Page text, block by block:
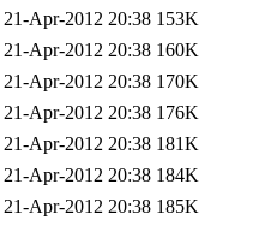
21-Apr-2012 20:38 153K
21-Apr-2012 20:38 160K
21-Apr-2012 20:38 170K
21-Apr-2012 20:38 176K
21-Apr-2012 20:38 181K
21-Apr-2012 20:38 184K
21-Apr-2012 20:38 185K